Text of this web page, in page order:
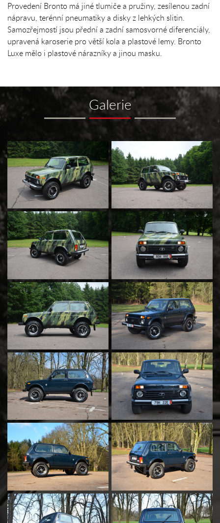
Provedení Bronto má jiné tlumiče a pružiny, zesílenou zadní
nápravu, terénní pneumatiky a disky z lehkých slitin.
Samozřejmostí jsou přední a zadní samosvorné diferenciály,
upravená karoserie pro větší kola a plastové lemy. Bronto
Luxe mělo i plastové nárazníky a jinou masku.
Galerie